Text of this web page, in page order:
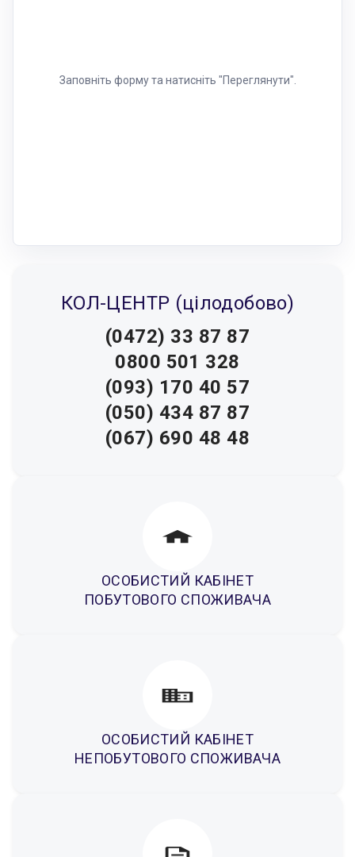
Заповніть форму та натисніть "Переглянути".
КОЛ-ЦЕНТР (цілодобово)
(0472) 33 87 87
0800 501 328
(093) 170 40 57
(050) 434 87 87
(067) 690 48 48
ОСОБИСТИЙ КАБІНЕТ
ПОБУТОВОГО СПОЖИВАЧА
ОСОБИСТИЙ КАБІНЕТ
НЕПОБУТОВОГО СПОЖИВАЧА